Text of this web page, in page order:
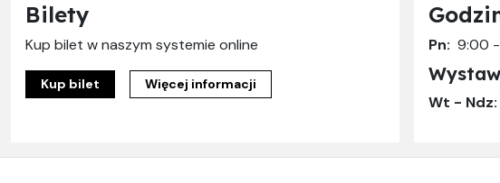
Bilety
Kup bilet w naszym systemie online
Kup bilet Więcej informacji
Pn: 9:00
Wt - Ndz: